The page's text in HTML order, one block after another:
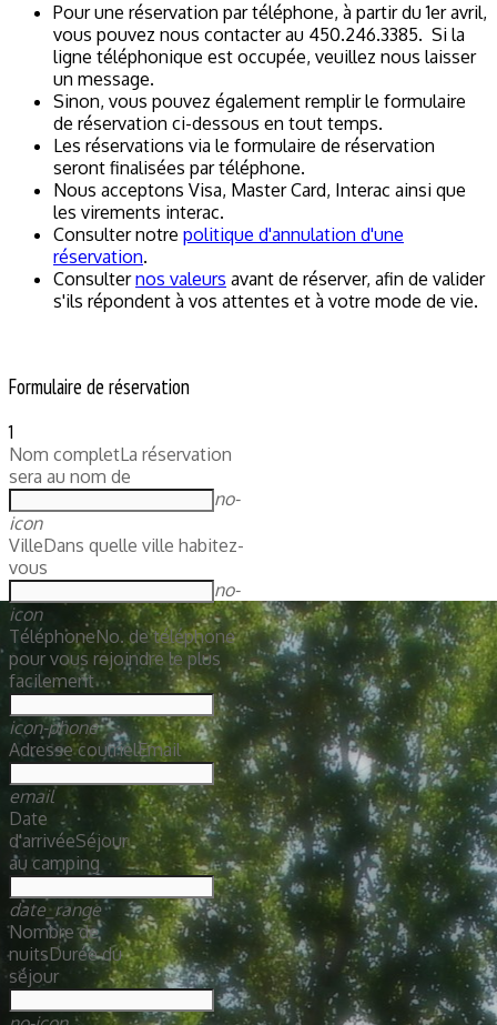
Pour une réservation par téléphone, à partir du 1er avril,
vous pouvez nous contacter au 450.246.3385. Si la
ligne téléphonique est occupée, veuillez nous laisser
un message.
Sinon, vous pouvez également remplir le formulaire
de réservation ci-dessous en tout temps.
Les réservations via le formulaire de réservation
seront finalisées par téléphone.
Nous acceptons Visa, Master Card, Interac ainsi que
les virements interac.
Consulter notre politique d'annulation d'une
réservation.
Consulternos valeurs avant de réserver, afin de valider
s'ils répondent à vos attentes et à votre mode de vie.
Formulaire de réservation
1
Nom completLa réservation
sera au nom de
no-
icon
VilleDans quelle ville habitez-
vous
no-
icon
TéléphoneNo. de téléphone
pour vous rejoindre le plus
facilement
icon-phone
Adresse courrielEmail
email
Date
d'arrivéeSéjour
au camping
date_range
Nombre de
nuitsDurée du
séjour